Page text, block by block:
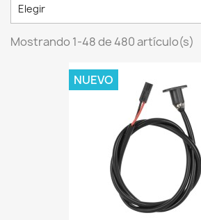
Elegir
Mostrando 1-48 de 480 artículo(s)
NUEVO